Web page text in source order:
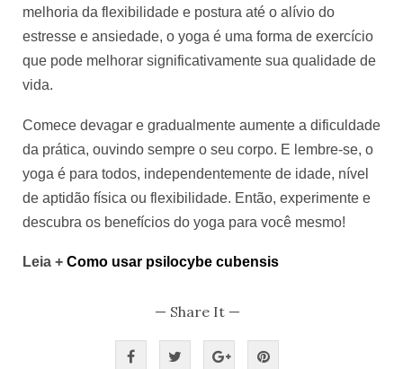
melhoria da flexibilidade e postura até o alívio do
estresse e ansiedade, o yoga é uma forma de exercício
que pode melhorar significativamente sua qualidade de
vida.
Comece devagar e gradualmente aumente a dificuldade
da prática, ouvindo sempre o seu corpo. E lembre-se, o
yoga é para todos, independentemente de idade, nível
de aptidão física ou flexibilidade. Então, experimente e
descubra os benefícios do yoga para você mesmo!
Leia + Como usar psilocybe cubensis
— Share It —